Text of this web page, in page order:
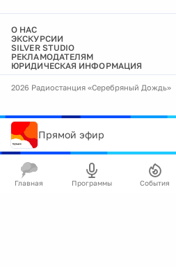
О НАС
ЭКСКУРСИИ
SILVER STUDIO
РЕКЛАМОДАТЕЛЯМ
ЮРИДИЧЕСКАЯ ИНФОРМАЦИЯ
2026 Радиостанция «Серебряный Дождь»
Прямой эфир
Главная Программы События